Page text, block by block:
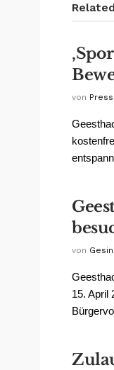
von
von
15. April